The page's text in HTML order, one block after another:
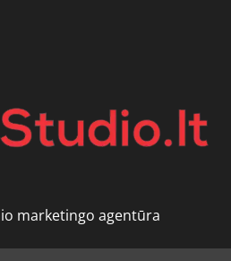
marketingo agentūra